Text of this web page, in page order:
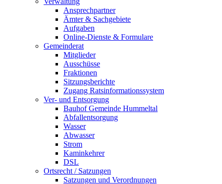
Ansprechpartner
Ämter & Sachgebiete
Aufgaben
Online-Dienste & Formulare
Gemeinderat
Mitglieder
Ausschüsse
Fraktionen
Sitzungsberichte
Zugang Ratsinformationssystem
Ver- und Entsorgung
Bauhof Gemeinde Hummeltal
Abfallentsorgung
Wasser
Abwasser
Strom
Kaminkehrer
DSL
Ortsrecht / Satzungen
Satzungen und Verordnungen